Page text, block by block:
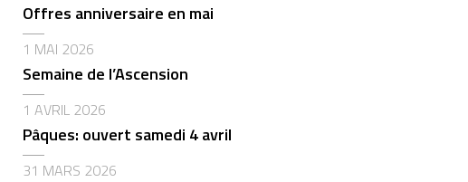
Offres anniversaire en mai
1 MAI 2026
Semaine de l’Ascension
1 AVRIL 2026
Pâques: ouvert samedi 4 avril
31 MARS 2026